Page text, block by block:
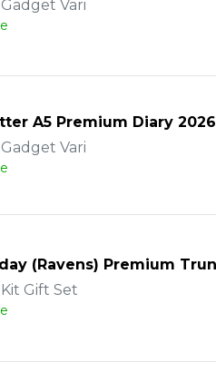
Vari
A5 Premium Diary 2026
Vari
(Ravens) Premium
Gift Set